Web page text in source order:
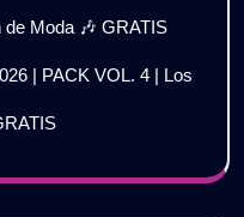
Moda 🎶 GRATIS
| PACK VOL. 4 | Los